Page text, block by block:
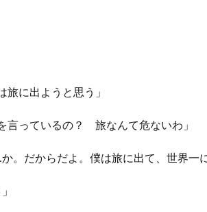
旅に出ようと思う」
言っているの？ 旅なんて危ないわ」
。だからだよ。僕は旅に出て、世界一